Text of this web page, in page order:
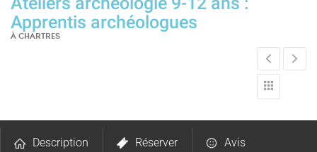
Apprentis archéologues
À CHARTRES
Description Réserver Avis